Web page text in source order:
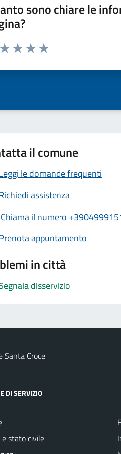
sono chiare le
da 1 a 5 stelle la pagina
il comune
le domande frequenti
assistenza
Chiama il numero
appuntamento
in città
disservizio
Santa Croce
DI SERVIZIO
e stato civile